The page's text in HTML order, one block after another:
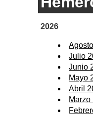
2026
Julio
Junio
Mayo
Abril
Marzo